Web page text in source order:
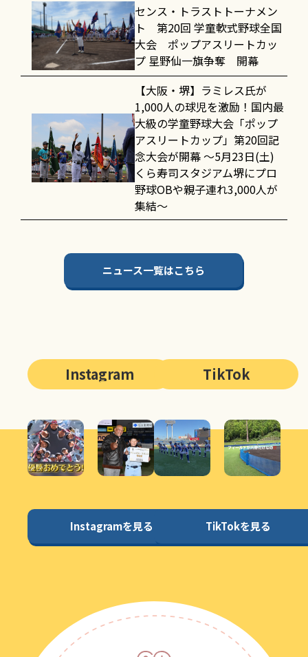
センス・トラストトーナメン
ト 第20回 学童軟式野球全国
大会 ポップアスリートカッ
プ 星野仙一旗争奪 開幕
【大阪・堺】ラミレス氏が
1,000人の球児を激励！国内最
大級の学童野球大会「ポップ
アスリートカップ」第20回記
念大会が開幕 〜5月23日(土)
くら寿司スタジアム堺にプロ
野球OBや親子連れ3,000人が
集結〜
ニュース一覧はこちら
Instagram
Instagramを見る
TikTok
TikTokを見る